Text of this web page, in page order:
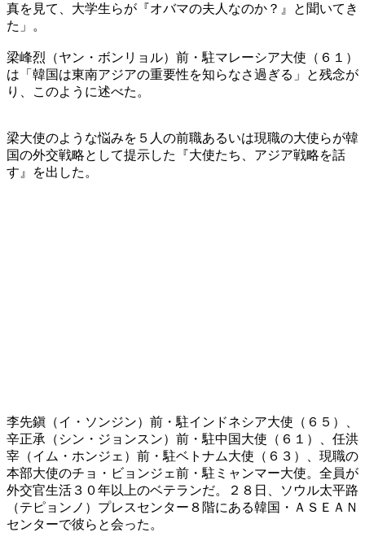
真を見て、大学生らが『オバマの夫人なのか？』と聞いてき
た」。
梁峰烈（ヤン・ボンリョル）前・駐マレーシア大使（６１）
は「韓国は東南アジアの重要性を知らなさ過ぎる」と残念が
り、このように述べた。
梁大使のような悩みを５人の前職あるいは現職の大使らが韓
国の外交戦略として提示した『大使たち、アジア戦略を話
す』を出した。
李先鎭（イ・ソンジン）前・駐インドネシア大使（６５）、
辛正承（シン・ジョンスン）前・駐中国大使（６１）、任洪
宰（イム・ホンジェ）前・駐ベトナム大使（６３）、現職の
本部大使のチョ・ビョンジェ前・駐ミャンマー大使。全員が
外交官生活３０年以上のベテランだ。２８日、ソウル太平路
（テピョンノ）プレスセンター８階にある韓国・ＡＳＥＡＮ
センターで彼らと会った。